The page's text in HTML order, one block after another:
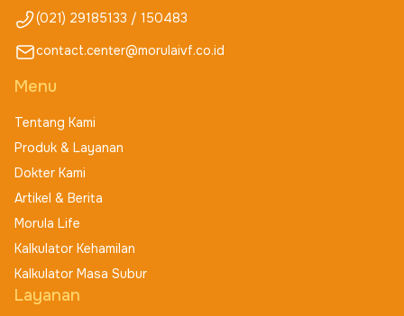
(021) 29185133 / 150483
contact.center@morulaivf.co.id
Menu
Tentang Kami
Produk & Layanan
Dokter Kami
Artikel & Berita
Morula Life
Kalkulator Kehamilan
Kalkulator Masa Subur
Layanan